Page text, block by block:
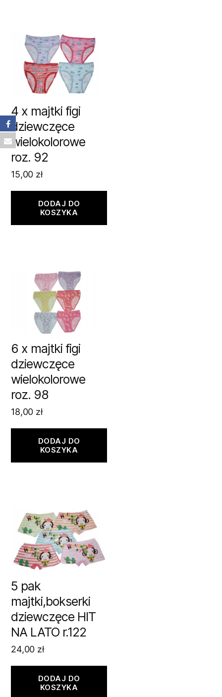
4 x majtki figi
dziewczęce
wielokolorowe
roz. 92
15,00 zł
DODAJ DO
KOSZYKA
6 x majtki figi
dziewczęce
wielokolorowe
roz. 98
18,00 zł
DODAJ DO
KOSZYKA
5 pak
majtki,bokserki
dziewczęce HIT
NA LATO r.122
24,00 zł
DODAJ DO
KOSZYKA